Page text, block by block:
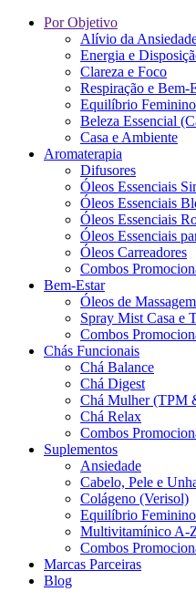
Por Objetivo
Alívio da
Energia e
Clareza e Foco
Respiração e Bem-
Equilíbrio
Beleza Essencial
Casa e Ambiente
Aromaterapia
Difusores
Óleos Essenciais
Óleos Essenciais
Óleos Essenciais
Óleos Essenciais
Óleos Carreadores
Combos
Bem-Estar
Óleos de
Spray Mist Casa e
Combos
Chás Funcionais
Chá Balance
Chá Digest
Chá Mulher (TPM
Chá Relax
Combos
Suplementos
Ansiedade
Cabelo, Pele e
Colágeno (Verisol)
Equilíbrio
Multivitamínico A-
Combos
Marcas Parceiras
Blog